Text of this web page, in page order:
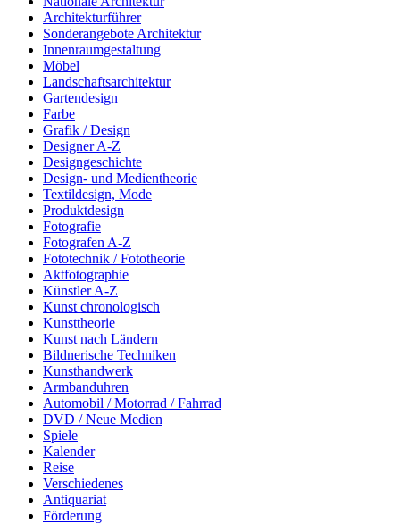
Architekturführer
Sonderangebote Architektur
Innenraumgestaltung
Möbel
Landschaftsarchitektur
Gartendesign
Farbe
Grafik / Design
Designer A-Z
Designgeschichte
Design- und Medientheorie
Textildesign, Mode
Produktdesign
Fotografie
Fotografen A-Z
Fototechnik / Fototheorie
Aktfotographie
Künstler A-Z
Kunst chronologisch
Kunsttheorie
Kunst nach Ländern
Bildnerische Techniken
Kunsthandwerk
Armbanduhren
Automobil / Motorrad / Fahrrad
DVD / Neue Medien
Spiele
Kalender
Reise
Verschiedenes
Antiquariat
Förderung